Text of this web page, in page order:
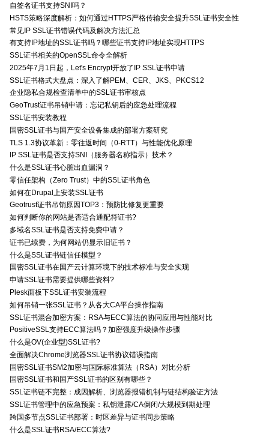
自签名证书支持SNI吗？
HSTS策略深度解析：如何通过HTTPS严格传输安全提升SSL证书安全性
常见IP SSL证书错误代码及解决方法汇总
有支持IP地址的SSL证书吗？哪些证书支持IP地址实现HTTPS
SSL证书相关的OpenSSL命令全解析
2025年7月1日起，Let's Encrypt开放了IP SSL证书申请
SSL证书格式大盘点：深入了解PEM、CER、JKS、PKCS12
企业隐私合规检查清单中的SSL证书审核点
GeoTrust证书吊销申请：忘记私钥后的应急处理流程
SSL证书安装教程
国密SSL证书与国产安全设备集成的部署方案研究
TLS 1.3协议革新：零往返时间（0-RTT）与性能优化原理
IP SSL证书是否支持SNI（服务器名称指示）技术？
什么是SSL证书心脏出血漏洞？
零信任架构（Zero Trust）中的SSL证书角色
如何在Drupal上安装SSL证书
Geotrust证书吊销原因TOP3：预防比修复更重要
如何判断你的网站是否适合通配符证书?
多域名SSL证书是否支持免费申请？
证书已续费，为何网站仍显示旧证书？
什么是SSL证书链信任模型？
国密SSL证书在国产云计算环境下的技术标准与安全实现
申请SSL证书需要提供哪些资料?
Plesk面板下SSL证书安装流程
如何吊销一张SSL证书？从各大CA平台操作指南
SSL证书混合加密方案：RSA与ECC算法的协同应用与性能对比
PositiveSSL支持ECC算法吗？加密强度升级操作步骤
什么是OV(企业型)SSL证书?
全面解决Chrome浏览器SSL证书协议错误指南
国密SSL证书SM2加密与国际标准算法（RSA）对比分析
国密SSL证书和国产SSL证书的区别有哪些？
SSL证书链不完整：成因解析、浏览器报错机制与链结构验证方法
SSL证书管理中的应急预案：私钥泄露/CA倒闭/大规模到期处理
跨国多节点SSL证书部署：时区差异与证书同步策略
什么是SSL证书RSA/ECC算法?